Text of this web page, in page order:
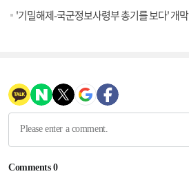
'기밀해제-국군정보사령부 총기를 보다' 개막